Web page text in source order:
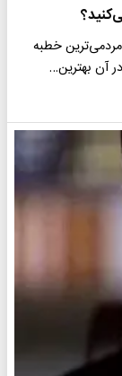
خطبه
آن بهترین‌…